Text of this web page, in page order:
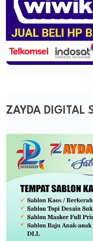
ZAYDA DIGITAL